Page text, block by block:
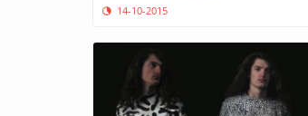
14-10-2015